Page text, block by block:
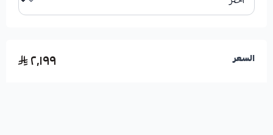
الفرامل.
إلى 50% في الظروف القاسية.
السعر ٢٬١٩٩